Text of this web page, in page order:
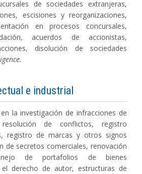
de sociedades extranjeras,
escisiones y reorganizaciones,
en procesos concursales,
acuerdos de accionistas,
disolución de sociedades
e industrial
la investigación de infracciones de
de conflictos, registro
registro de marcas y otros signos
de secretos comerciales, renovación
de portafolios de bienes
el derecho de autor, estructuras de